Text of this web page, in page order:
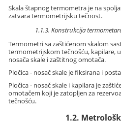
Skala štapnog termometra je na
zatvara termometrijsku tečnost.
1.1.3. Konstrukcija
Termometri sa zaštićenom skalom
termometrijskom tečnošću, kapilare,
nosača skale i zaštitnog omotača.
Pločica - nosač skale je fiksirana i
Pločica - nosač skale i kapilara je
omotačem koji je zatopljen za
tečnošću.
1.2.